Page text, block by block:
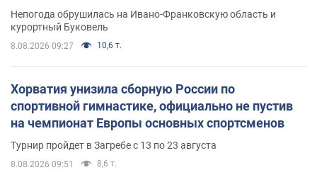
Непогода обрушилась на Ивано-Франковскую область и
курортный Буковель
8.08.2026 09:27 10,6 т.
Хорватия унизила сборную России по
спортивной гимнастике, официально не пустив
на чемпионат Европы основных спортсменов
Турнир пройдет в Загребе с 13 по 23 августа
8.08.2026 09:51 8,6 т.